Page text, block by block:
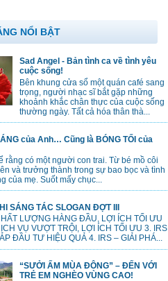
NỔI BẬT
Sad Angel - Bản tình ca về tình yêu
cuộc sống!
Bên khung cửa sổ một quán café sang
trọng, người nhạc sĩ bắt gặp những
khoảnh khắc chân thực của cuộc sống
thường ngày. Tất cả hóa thân thà...
của Anh… Cũng là BÓNG TỐI của
rằng có một người con trai. Từ bé mồ côi
và trưởng thành trong sự bao bọc và tình
của mẹ. Suốt mấy chục...
SÁNG TÁC SLOGAN ĐỢT III
LƯỢNG HÀNG ĐẦU, LỢI ÍCH TỐI ƯU
VỤ VƯỢT TRỘI, LỢI ÍCH TỐI ƯU 3. IRS
ĐẦU TƯ HIỆU QUẢ 4. IRS – GIẢI PHÁ...
“SƯỞI ẤM MÙA ĐÔNG” – ĐẾN VỚI
TRẺ EM NGHÈO VÙNG CAO!